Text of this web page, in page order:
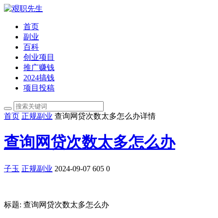
首页
副业
百科
创业项目
推广赚钱
2024搞钱
项目投稿
首页 正规副业 查询网贷次数太多怎么办详情
查询网贷次数太多怎么办
子玉 正规副业 2024-09-07 605 0
标题: 查询网贷次数太多怎么办